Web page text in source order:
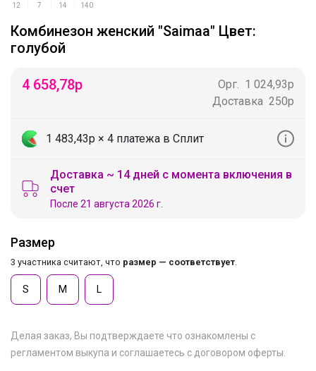
12 7 14 140
Комбинезон женский "Saimaa" Цвет:
голубой
4 658,78р Орг.
1 024,93р
Доставка 250р
1 483,43р × 4 платежа в Сплит
Доставка ~ 14 дней с момента включения в
счет
После 21 августа 2026 г.
Размер
3 участника считают, что размер — соответствует
S M L
Делая заказ, Вы подтверждаете что ознакомлены с
регламентом выкупа и соглашаетесь с договором оферты